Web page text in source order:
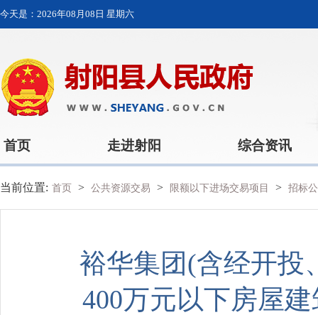
今天是： 2026年08月08日 星期六
首页 走进射阳 综合资讯
当前位置: 首页 > 公共资源交易 > 限额以下进场交易项目 > 招标
裕华集团(含经开投
400万元以下房屋